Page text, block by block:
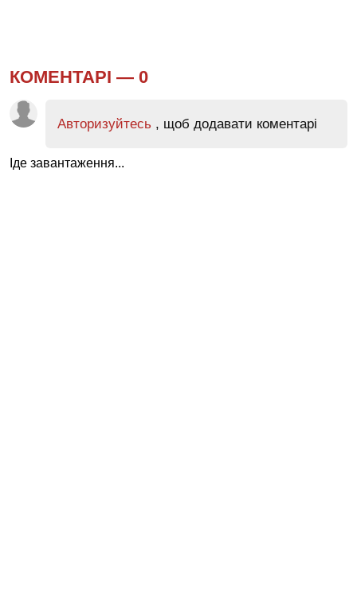
КОМЕНТАРІ — 0
Авторизуйтесь , щоб додавати коментарі
Іде завантаження...